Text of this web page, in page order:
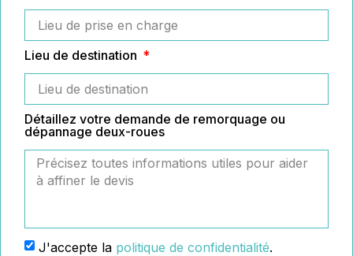
Lieu de destination
Détaillez votre demande de remorquage ou
dépannage deux-roues
J'accepte la politique de confidentialité.